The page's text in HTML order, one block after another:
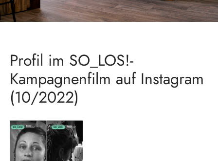
Profil im SO_LOS!-
Kampagnenfilm auf Instagram
(10/2022)